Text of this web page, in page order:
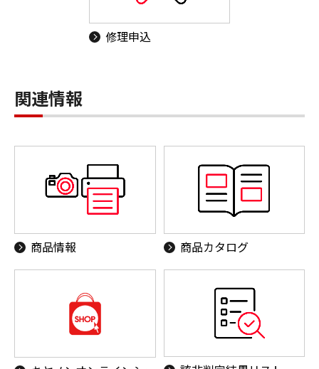
修理申込
関連情報
商品情報 商品カタログ